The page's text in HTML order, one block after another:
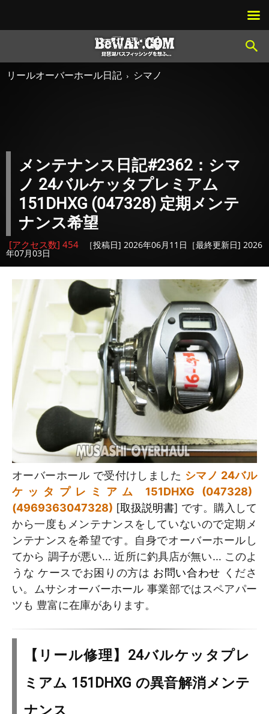
リールオーバーホール日記 シマノ
メンテナンス日記#2362：シマ
ノ 24バルケッタプレミアム
151DHXG (047328) 定期メンテ
ナンス希望
[アクセス数] 454 ［投稿日] 2026年06月11日［最終更新日] 2026
年07月03日
オーバーホール で受付けしました シマノ 24バル
ケッタプレミアム 151DHXG (047328)
(4969363047328) [取扱説明書] です。購入して
から一度もメンテナンスをしていないので定期メ
ンテナンスを希望です。自身でオーバーホールし
てから 調子が悪い… 近所に釣具店が無い… このよ
うな ケースでお困りの方は お問い合わせ くださ
い。ムサシオーバーホール 事業部ではスペアパー
ツも 豊富に在庫があります。
【リール修理】24バルケッタプレ
ミアム 151DHXG の異音解消メンテ